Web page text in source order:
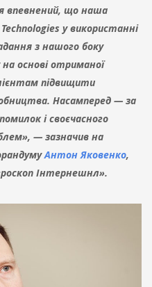
я впевнений, що наша
у використанні
з нашого боку
основі отриманої
підвищити
Насамперед — за
і своєчасного
— зазначив на
Антон Яковенко,
Інтернешнл».